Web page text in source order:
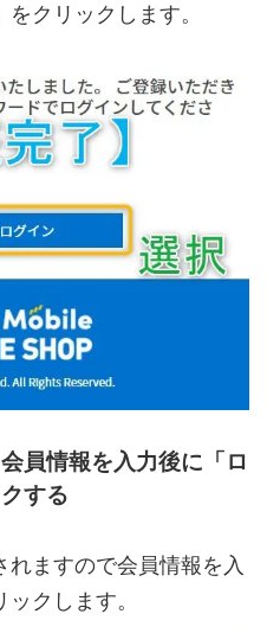
クリックします。
員情報を入力後に「ロ
する
れますので会員情報を入
クします。